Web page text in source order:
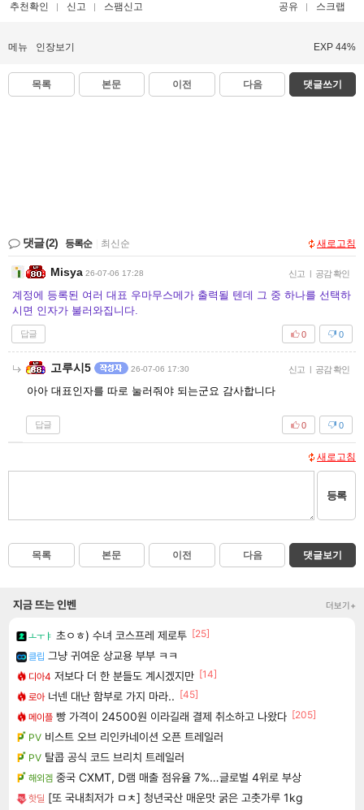
추천확인 신고 스팸신고 공유 스크랩
메뉴 인장보기 EXP 44%
목록 본문 이전 다음 댓글쓰기
댓글(2) 등록순 최신순 새로고침
Misya 26-07-06 17:28 신고 공감 확인
계정에 등록된 여러 대표 우마무스메가 출력될 텐데 그 중 하나를 선택하
시면 인자가 불러와집니다.
답글 0
0
고루시5 26-07-06 17:30 신고 공감 확인
아아 대표인자를 따로 눌러줘야 되는군요 감사합니다
답글 0
0
새로고침
등록
목록 본문 이전 다음 댓글보기
지금 뜨는 인벤 더보기+
ㅗㅜㅑ 초ㅇㅎ) 수녀 코스프레 제로투 [25]
클립 그냥 귀여운 상교용 부부 ㅋㅋ
디아4 저보다 더 한 분들도 계시겠지만 [14]
로아 너넨 대난 함부로 가지 마라.. [45]
메이플 빵 가격이 24500원 이라길래 결제 취소하고 나왔다 [205]
PV 비스트 오브 리인카네이션 오픈 트레일러
PV 탈콥 공식 코드 브리치 트레일러
해외겜 중국 CXMT, D램 매출 점유율 7%…글로벌 4위로 부상
핫딜 [또 국내최저가 ㅁㅊ] 청년국산 매운맛 굵은 고춧가루 1kg